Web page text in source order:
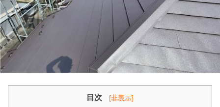
目次 [非表示]